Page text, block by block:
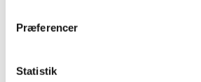
Præferencer
Statistik
2025 (158)
2023 (195)